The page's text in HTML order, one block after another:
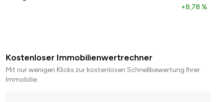
+8,78 %
Kostenloser Immobilienwertrechner
Mit nur wenigen Klicks zur kostenlosen Schnellbewertung Ihrer
Immobilie.